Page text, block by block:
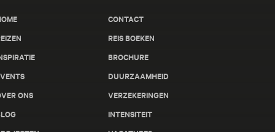
ONS
CONTACT
REIS BOEKEN
BROCHURE
DUURZAAMHEID
VERZEKERINGEN
INTENSITEIT